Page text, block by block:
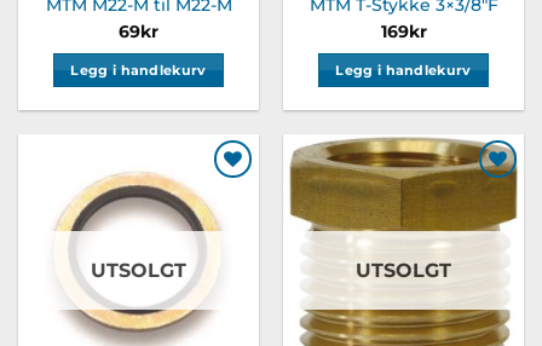
MTM M22-M til M22-M
69kr
Legg i handlekurv
MTM T-Stykke 3×3/8″F
169kr
Legg i handlekurv
Legg til
ønskeliste
UTSOLGT
Legg til
UTSOLGT